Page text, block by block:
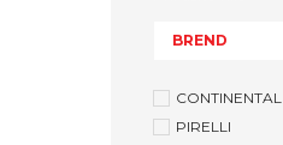
BREND
CONTINENTAL
PIRELLI